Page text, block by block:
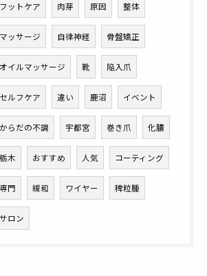
フットケア 肉芽 原因 整体
マッサージ 自律神経 骨盤矯正
オイルマッサージ 靴 陥入爪
セルフケア 違い 鹿沼 イベント
からだの不調 宇都宮 巻き爪 化膿
栃木 おすすめ 人気 コーティング
専門 緩和 ワイヤー 稗粒腫
サロン